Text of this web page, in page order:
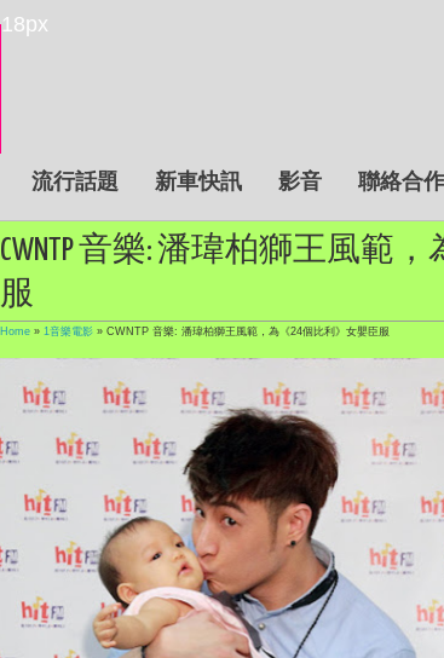
18px
流行話題 新車快訊 影音 聯絡合作
CWNTP 音樂: 潘瑋柏獅王風範
服
Home » 1音樂電影 » CWNTP 音樂: 潘瑋柏獅王風範，為《24個比利》女嬰臣服